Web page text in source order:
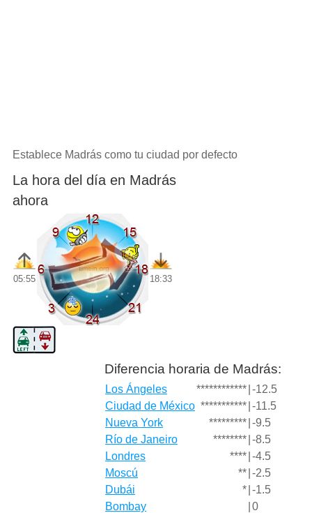
Establece Madrás como tu ciudad por defecto
La hora del día en Madrás
ahora
05:55 18:33
Diferencia horaria de Madrás:
Los Ángeles ************ -12.5
Ciudad de México *********** -11.5
Nueva York
********* -9.5
Río de Janeiro
******** -8.5
Londres
**** -4.5
Moscú
** -2.5
Dubái
* -1.5
Bombay
0